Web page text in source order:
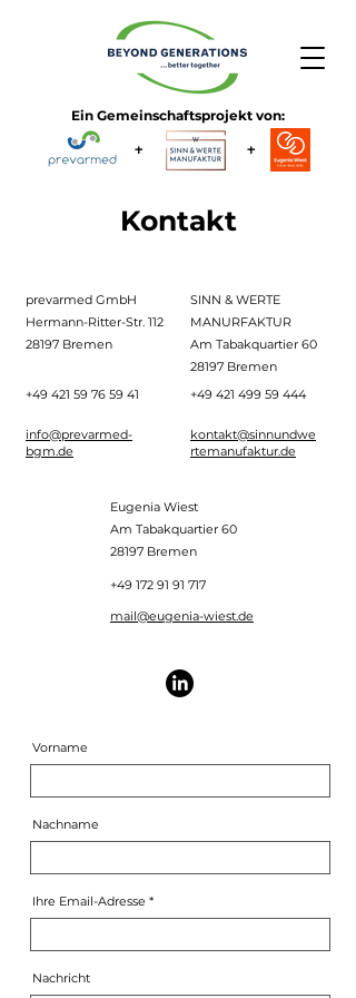
+
+
Ein Gemeinschaftsprojekt von:
Kontakt
prevarmed GmbH
Hermann-Ritter-Str. 112
28197 Bremen
+49 421 59 76 59 41
info@prevarmed-
bgm.de
SINN & WERTE
MANURFAKTUR
Am Tabakquartier 60
28197 Bremen
+49 421 499 59 444
kontakt@sinnundwe
rtemanufaktur.de
Eugenia Wiest
Am Tabakquartier 60
28197 Bremen
+49 172 91 91 717
mail@eugenia-wiest.de
Vorname
Nachname
Ihre Email-Adresse
Nachricht